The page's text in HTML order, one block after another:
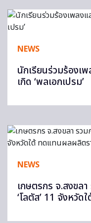
NEWS
นักเรียนร่วมร้องเ
เกิด ‘พลเอกเปรม’
NEWS
เกษตรกร จ.สงขล
‘โลตัส’ 11 จังหวั